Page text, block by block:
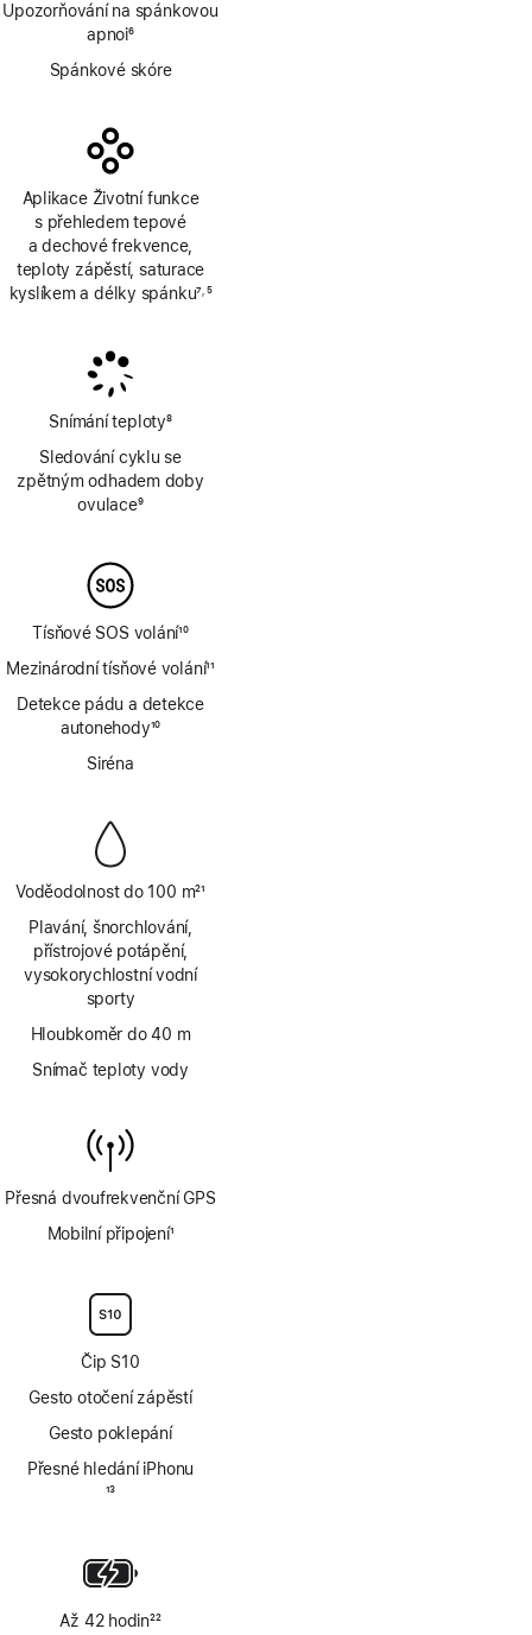
Upozorňování na spánkovou
apnoi
Poznámka
6
Spánkové skóre
Aplikace Životní funkce
s přehledem tepové
a dechové frekvence,
teploty zápěstí, saturace
kyslíkem a délky spánku7 5
Snímání teploty
Poznámka
8
Sledování cyklu se
zpětným odhadem doby
ovulace9
Tísňové SOS volání
Poznámka
10
Mezinárodní tísňové volání11
Detekce pádu a detekce
autonehody10
Siréna
Voděodolnost do 100 m
Poznámka
21
Plavání, šnorchlování,
přístrojové potápění,
vysokorychlostní vodní
sporty
Hloubkoměr do 40 m
Snímač teploty vody
Přesná dvoufrekvenční GPS
Mobilní připojení1
Čip S10
Gesto otočení zápěstí
Gesto poklepání
Přesné hledání iPhonu
Poznámka
13
Až 42 hodin22